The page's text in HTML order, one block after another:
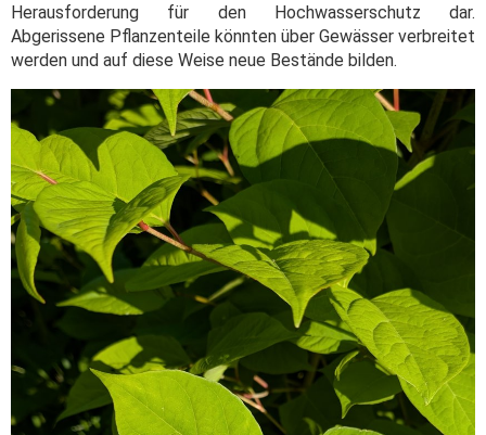
Herausforderung für den Hochwasserschutz dar.
Abgerissene Pflanzenteile könnten über Gewässer verbreitet
werden und auf diese Weise neue Bestände bilden.